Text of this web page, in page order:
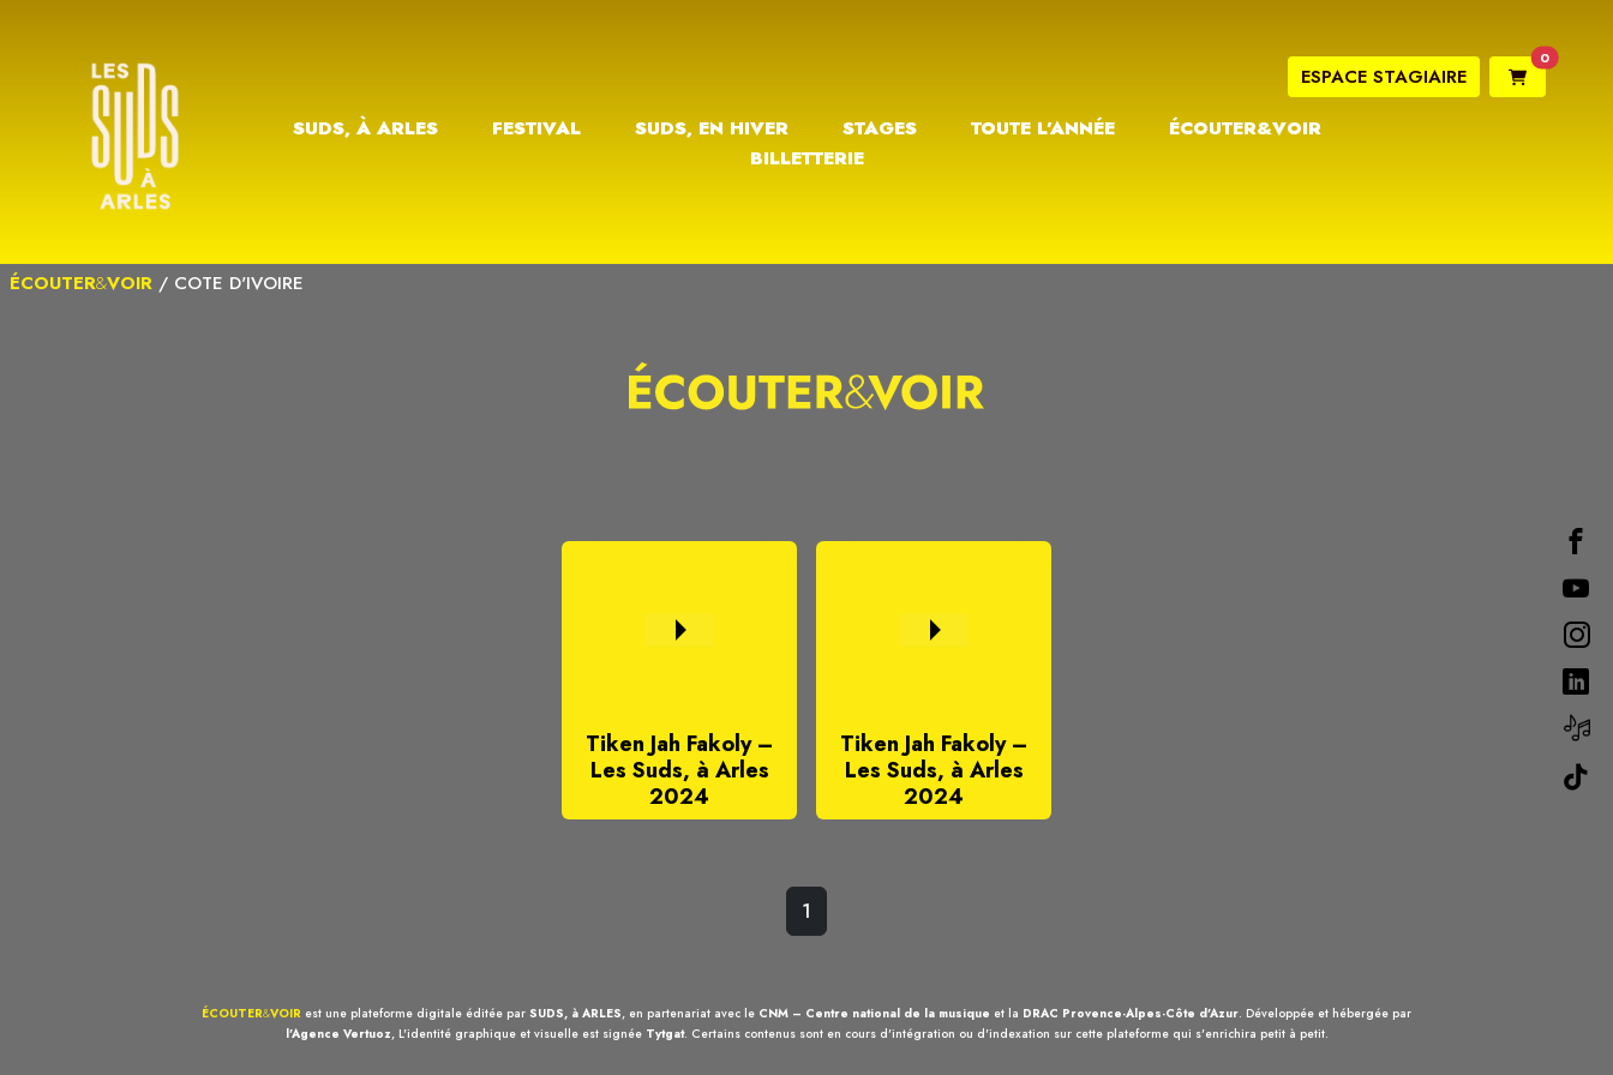
SUDS, À ARLES FESTIVAL SUDS, EN HIVER STAGES TOUTE L’ANNÉE
ÉCOUTER&VOIR
BILLETTERIE
ESPACE STAGIAIRE
0
ÉCOUTER&VOIR / COTE D'IVOIRE
Tiken Jah Fakoly –
Les Suds, à Arles
2024
Tiken Jah Fakoly –
Les Suds, à Arles
2024
1
ÉCOUTER&VOIR est une plateforme digitale éditée par SUDS, à ARLES, en partenariat avec le CNM – Centre national de la musique et la DRAC Provence-Alpes-Côte d'Azur. Développée et hébergée par
l'Agence Vertuoz, L'identité graphique et visuelle est signée Tytgat. Certains contenus sont en cours d'intégration ou d'indexation sur cette plateforme qui s'enrichira petit à petit.